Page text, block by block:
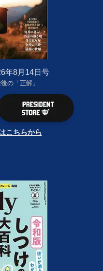
年8月14日号
の「正解」
こちらから